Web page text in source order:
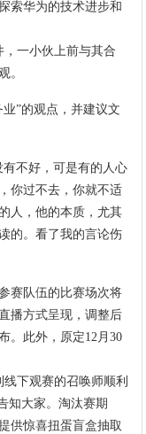
索华为的技术进步和
一小伙上前与其合
。
”的观点，并建议文
不好，可是有的人心
你过不去，你就不适
人，他的本质，尤其
的。看了我的言论伤
队伍的比赛场次将
播方式呈现，调整后
。此外，原定12月30
下观赛的召唤师顺利
知大家。淘汰赛期
供惊喜扭蛋盲盒抽取